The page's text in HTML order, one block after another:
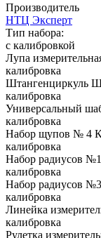
Производитель
НТЦ Эксперт
Тип набора:
с калибровкой
Лупа
калибровка
Штангенциркуль
калибровка
Универсальный
калибровка
Набор щупов № 4
калибровка
Набор радиусов
калибровка
Набор радиусов
калибровка
Линейка
калибровка
Рулетка